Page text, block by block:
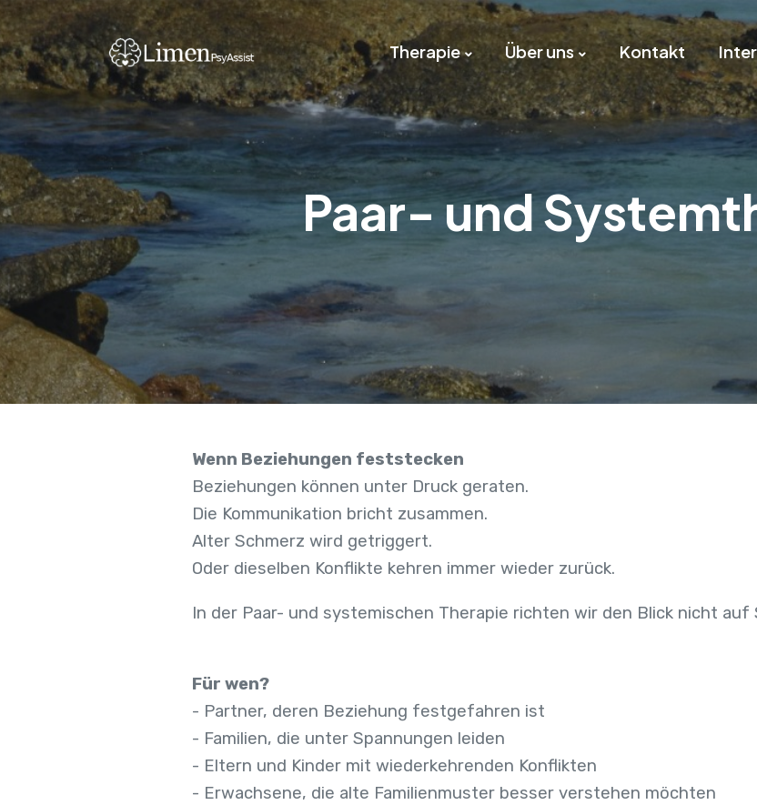
Therapie Über uns Kontakt
Paar- und
Wenn Beziehungen feststecken
Beziehungen können unter Druck geraten.
Die Kommunikation bricht zusammen.
Alter Schmerz wird getriggert.
Oder dieselben Konflikte kehren immer wieder zurück.
In der Paar- und systemischen Therapie richten wir den Blick nicht
Für wen?
- Partner, deren Beziehung festgefahren ist
- Familien, die unter Spannungen leiden
- Eltern und Kinder mit wiederkehrenden Konflikten
- Erwachsene, die alte Familienmuster besser verstehen möchten